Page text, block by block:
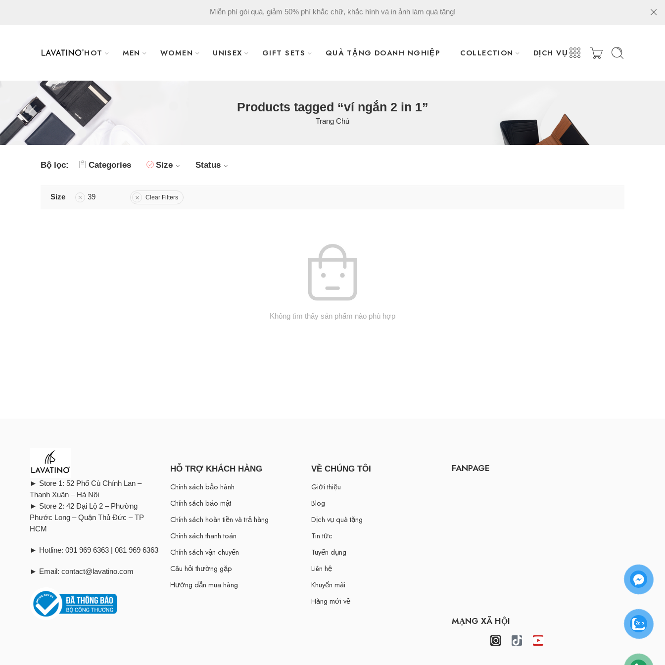
Miễn phí gói quà, giảm 50% phí khắc chữ, khắc hình và in ảnh làm quà tặng!
HOT MEN WOMEN UNISEX GIFT SETS QUÀ TẶNG DOANH NGHIỆP COLLECTION DỊCH VỤ
Products tagged “ví ngắn 2 in 1”
Trang Chủ
Bộ lọc: Categories Size Status
Size 39 Clear Filters
Không tìm thấy sản phẩm nào phù hợp
► Store 1: 52 Phố Cù Chính Lan –
Thanh Xuân – Hà Nội
► Store 2: 42 Đại Lộ 2 – Phường
Phước Long – Quận Thủ Đức – TP
HCM
► Hotline: 091 969 6363 | 081 969 6363
► Email: contact@lavatino.com
HỖ TRỢ KHÁCH HÀNG
Chính sách bảo hành
Chính sách bảo mật
Chính sách hoàn tiền và trả hàng
Chính sách thanh toán
Chính sách vận chuyển
Câu hỏi thường gặp
Hướng dẫn mua hàng
VỀ CHÚNG TÔI
Giới thiệu
Blog
Dịch vụ quà tặng
Tin tức
Tuyển dụng
Liên hệ
Khuyến mãi
Hàng mới về
FANPAGE
MẠNG XÃ HỘI